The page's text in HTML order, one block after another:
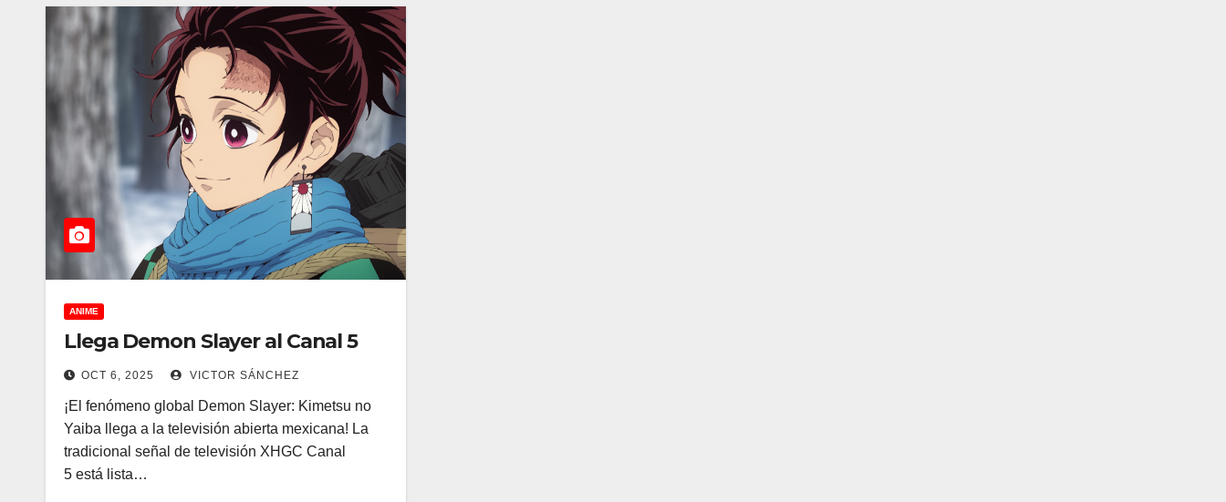
ANIME
Llega Demon Slayer al Canal 5
OCT 6, 2025 VICTOR SÁNCHEZ
¡El fenómeno global Demon Slayer: Kimetsu no
Yaiba llega a la televisión abierta mexicana! La
tradicional señal de televisión XHGC Canal
5 está lista…